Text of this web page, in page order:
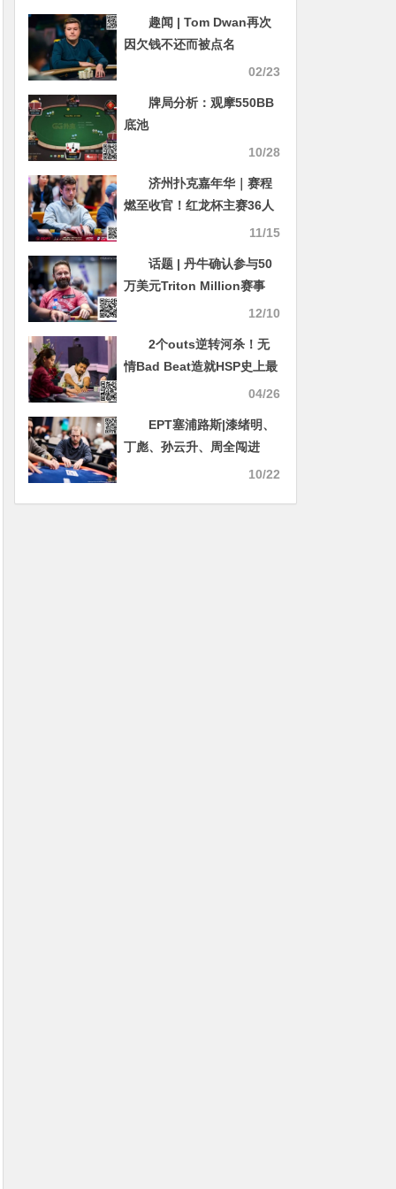
趣闻 | Tom Dwan再次
因欠钱不还而被点名
02/23
牌局分析：观摩550BB
底池
10/28
济州扑克嘉年华｜赛程
燃至收官！红龙杯主赛36人
争斗剩余九强争霸！明日FT
唯一美女选手杨洋成焦点！
11/15
话题 | 丹牛确认参与50
万美元Triton Million赛事
——但他富有的合伙人是12/10
2个outs逆转河杀！无
情Bad Beat造就HSP史上最
04/26
EPT塞浦路斯|漆绪明、
丁彪、孙云升、周全闯进
$5,300 EPT主赛事Day210/22